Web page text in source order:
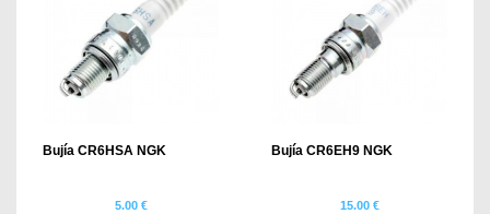
Bujía CR6HSA NGK
5.00 €
Bujía CR6EH9 NGK
15.00 €